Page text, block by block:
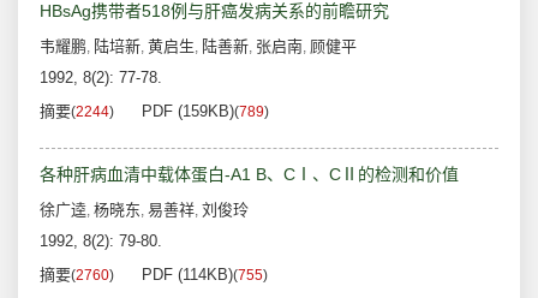
HBsAg携带者518例与肝癌发病关系的前瞻研究
韦耀鹏, 陆培新, 黄启生, 陆善新, 张启南, 顾健平
1992, 8(2): 77-78.
摘要(2244) PDF (159KB)(789)
各种肝病血清中载体蛋白-A1 B、CⅠ、CⅡ的检测和价值
徐广逵, 杨晓东, 易善祥, 刘俊玲
1992, 8(2): 79-80.
摘要(2760) PDF (114KB)(755)